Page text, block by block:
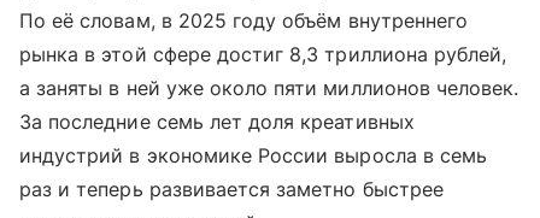
По её словам, в 2025 году объём внутреннего
рынка в этой сфере достиг 8,3 триллиона рублей,
а заняты в ней уже около пяти миллионов человек.
За последние семь лет доля креативных
индустрий в экономике России выросла в семь
раз и теперь развивается заметно быстрее